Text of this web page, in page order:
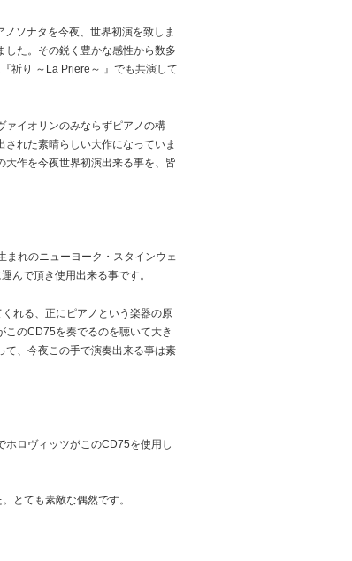
ソナタを今夜、世界初演を致しま
た。その鋭く豊かな感性から数多
祈り ～La Priere～ 』でも共演して
ァイオリンのみならずピアノの構
れた素晴らしい大作になっていま
作を今夜世界初演出来る事を、皆
まれのニューヨーク・スタインウェ
んで頂き使用出来る事です。
れる、正にピアノという楽器の原
このCD75を奏でるのを聴いて大き
て、今夜この手で演奏出来る事は素
ホロヴィッツがこのCD75を使用し
とても素敵な偶然です。